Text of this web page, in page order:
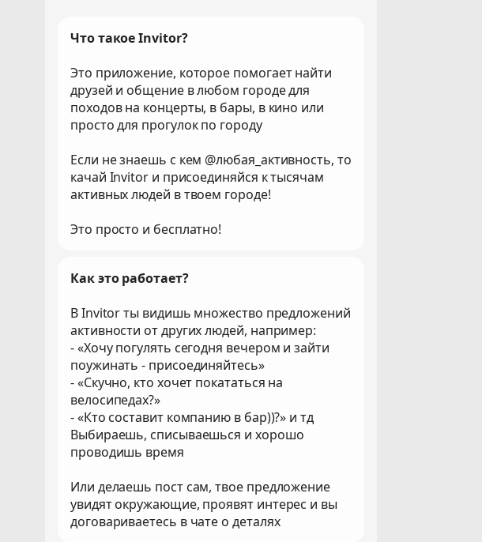
Что такое Invitor?
Это приложение, которое помогает найти
друзей и общение в любом городе для
походов на концерты, в бары, в кино или
просто для прогулок по городу
Если не знаешь с кем @любая_активность, то
качай Invitor и присоединяйся к тысячам
активных людей в твоем городе!
Это просто и бесплатно!
Как это работает?
В Invitor ты видишь множество предложений
активности от других людей, например:
- «Хочу погулять сегодня вечером и зайти
поужинать - присоединяйтесь»
- «Скучно, кто хочет покататься на
велосипедах?»
- «Кто составит компанию в бар))?» и тд
Выбираешь, списываешься и хорошо
проводишь время
Или делаешь пост сам, твое предложение
увидят окружающие, проявят интерес и вы
договариваетесь в чате о деталях